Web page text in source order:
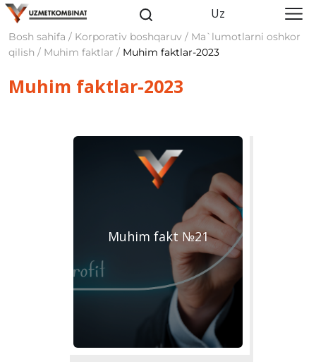
Uz
Bosh sahifa / Korporativ boshqaruv / Ma`lumotlarni oshkor
qilish / Muhim faktlar / Muhim faktlar-2023
Muhim faktlar-2023
Muhim fakt №21